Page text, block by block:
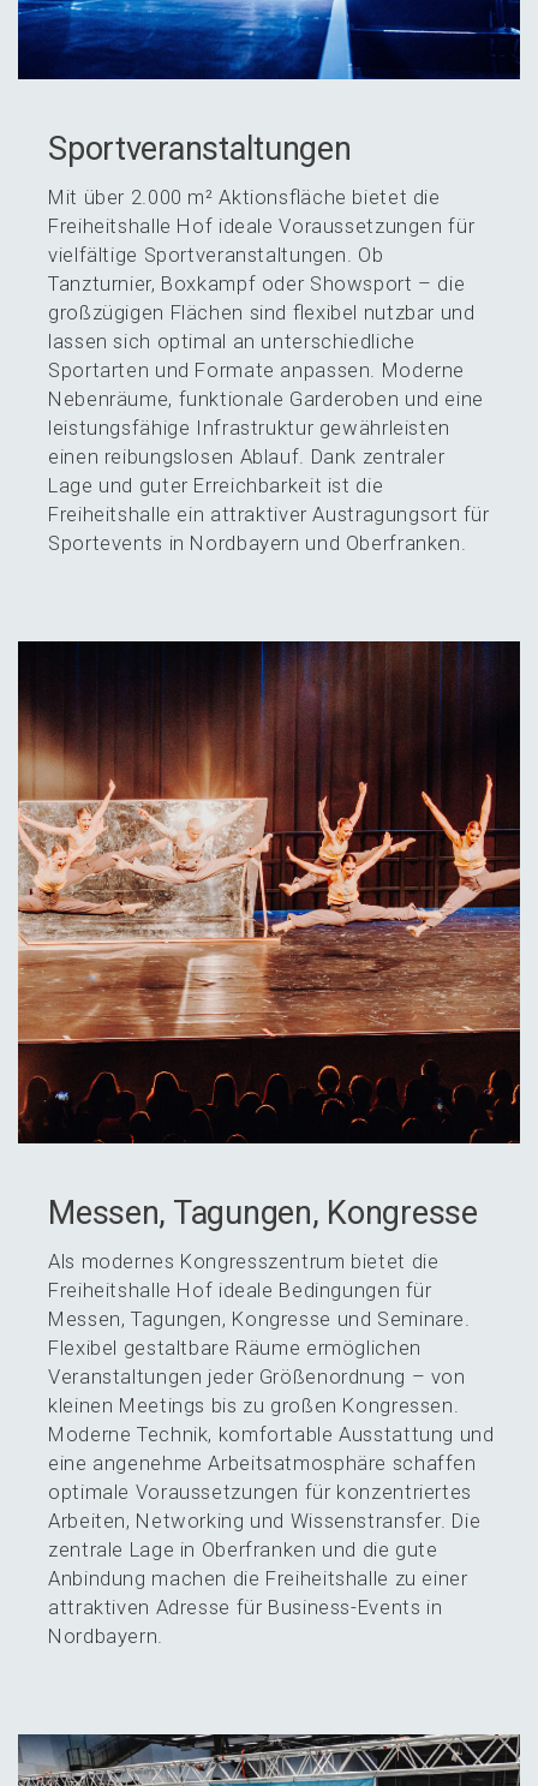
Sport­ver­an­stal­tun­gen
Mit über 2.000 m² Aktions­flä­che bietet die
Freiheits­hal­le Hof ideale Voraus­set­zun­gen für
vielfäl­ti­ge Sport­ver­an­stal­tun­gen. Ob
Tanztur­nier, Boxkampf oder Shows­port – die
großzü­gi­gen Flächen sind flexi­bel nutzbar und
lassen sich optimal an unter­schied­li­che
Sport­ar­ten und Forma­te anpas­sen. Moder­ne
Neben­räu­me, funktio­na­le Garde­ro­ben und eine
leistungs­fä­hi­ge Infra­struk­tur gewähr­leis­ten
einen reibungs­lo­sen Ablauf. Dank zentra­ler
Lage und guter Erreich­bar­keit ist die
Freiheits­hal­le ein attrak­ti­ver Austra­gungs­ort für
Sport­events in Nordbay­ern und Oberfranken.
Messen, Tagun­gen, Kongresse
Als moder­nes Kongress­zen­trum bietet die
Freiheits­hal­le Hof ideale Bedin­gun­gen für
Messen, Tagun­gen, Kongres­se und Semina­re.
Flexi­bel gestalt­ba­re Räume ermög­li­chen
Veran­stal­tun­gen jeder Größen­ord­nung – von
kleinen Meetings bis zu großen Kongres­sen.
Moder­ne Technik, komfor­ta­ble Ausstat­tung und
eine angeneh­me Arbeits­at­mo­sphä­re schaf­fen
optima­le Voraus­set­zun­gen für konzen­trier­tes
Arbei­ten, Networ­king und Wissens­trans­fer. Die
zentra­le Lage in Oberfran­ken und die gute
Anbin­dung machen die Freiheits­hal­le zu einer
attrak­ti­ven Adres­se für Business-Events in
Nordbayern.